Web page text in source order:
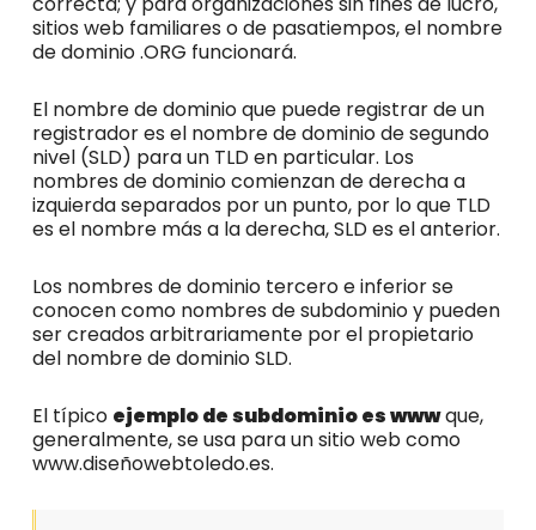
sitios web familiares o de pasatiempos, el nombre
de dominio .ORG funcionará.
El nombre de dominio que puede registrar de un
registrador es el nombre de dominio de segundo
nivel (SLD) para un TLD en particular. Los
nombres de dominio comienzan de derecha a
izquierda separados por un punto, por lo que TLD
es el nombre más a la derecha, SLD es el anterior.
Los nombres de dominio tercero e inferior se
conocen como nombres de subdominio y pueden
ser creados arbitrariamente por el propietario
del nombre de dominio SLD.
El típico ejemplo de subdominio es wwwque,
generalmente, se usa para un sitio web como
www.diseñowebtoledo.es.